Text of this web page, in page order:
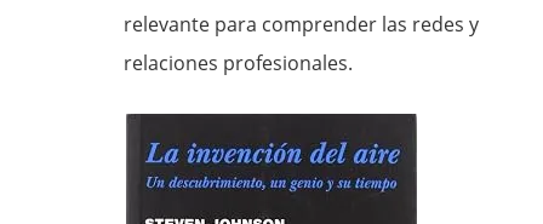
relevante para comprender las redes y
relaciones profesionales.